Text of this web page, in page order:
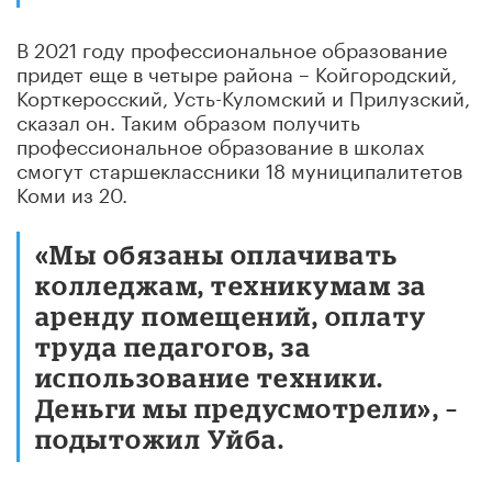
В 2021 году профессиональное образование
придет еще в четыре района – Койгородский,
Корткеросский, Усть-Куломский и Прилузский,
сказал он. Таким образом получить
профессиональное образование в школах
смогут старшеклассники 18 муниципалитетов
Коми из 20.
«Мы обязаны оплачивать
колледжам, техникумам за
аренду помещений, оплату
труда педагогов, за
использование техники.
Деньги мы предусмотрели», –
подытожил Уйба.